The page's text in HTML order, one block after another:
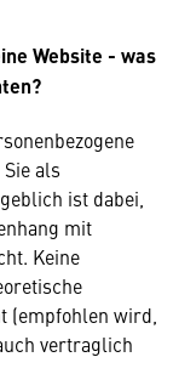
Website - was
als
ist dabei,
mit
Keine
(empfohlen wird,
vertraglich